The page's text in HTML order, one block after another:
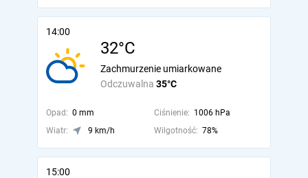
14:00
32°C
Odczuwalna 35°C
Zachmurzenie umiarkowane
Opad: 0 mm Ciśnienie: 1006 hPa
Wiatr:
9 km/h Wilgotność: 78%
15:00